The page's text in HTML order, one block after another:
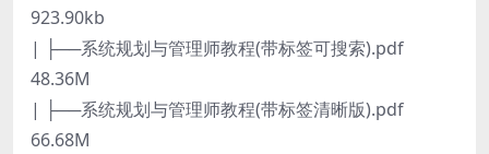
923.90kb
| ├──系统规划与管理师教程(带标签可搜索).pdf
48.36M
| ├──系统规划与管理师教程(带标签清晰版).pdf
66.68M